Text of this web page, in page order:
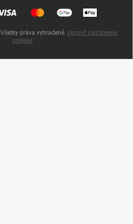
. Všetky práva vyhradené. Upraviť nastavenie
cookies